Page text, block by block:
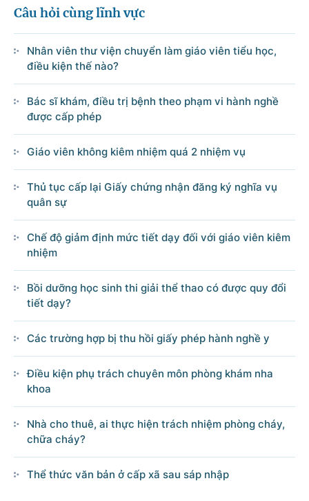
Câu hỏi cùng lĩnh vực
Nhân viên thư viện chuyển làm giáo viên tiểu học,
điều kiện thế nào?
Bác sĩ khám, điều trị bệnh theo phạm vi hành nghề
được cấp phép
Giáo viên không kiêm nhiệm quá 2 nhiệm vụ
Thủ tục cấp lại Giấy chứng nhận đăng ký nghĩa vụ
quân sự
Chế độ giảm định mức tiết dạy đối với giáo viên kiêm
nhiệm
Bồi dưỡng học sinh thi giải thể thao có được quy đổi
tiết dạy?
Các trường hợp bị thu hồi giấy phép hành nghề y
Điều kiện phụ trách chuyên môn phòng khám nha
khoa
Nhà cho thuê, ai thực hiện trách nhiệm phòng cháy,
chữa cháy?
Thể thức văn bản ở cấp xã sau sáp nhập